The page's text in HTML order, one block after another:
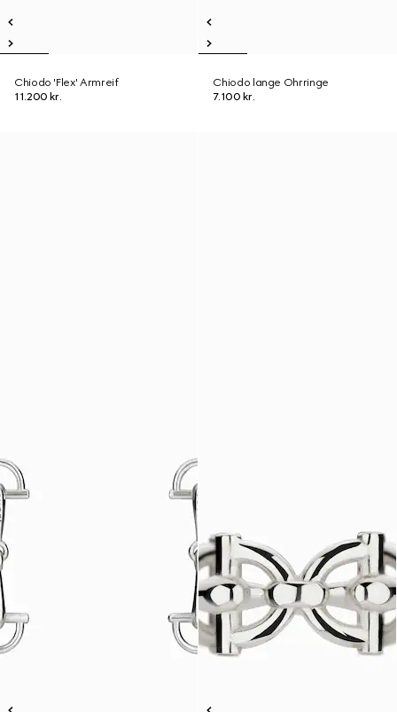
Chiodo 'Flex' Armreif
11.200 kr.
Chiodo lange Ohrringe
7.100 kr.